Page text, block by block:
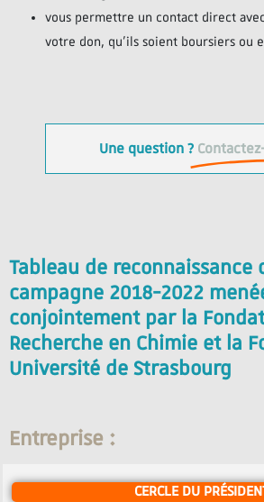
vous permettre un contact direct
votre don, qu’ils soient boursiers ou
Une question ?
Tableau de reconnaissance
campagne 2018-2022
conjointement par la
Recherche en Chimie et la
Université de Strasbourg
Entreprise :
CERCLE DU